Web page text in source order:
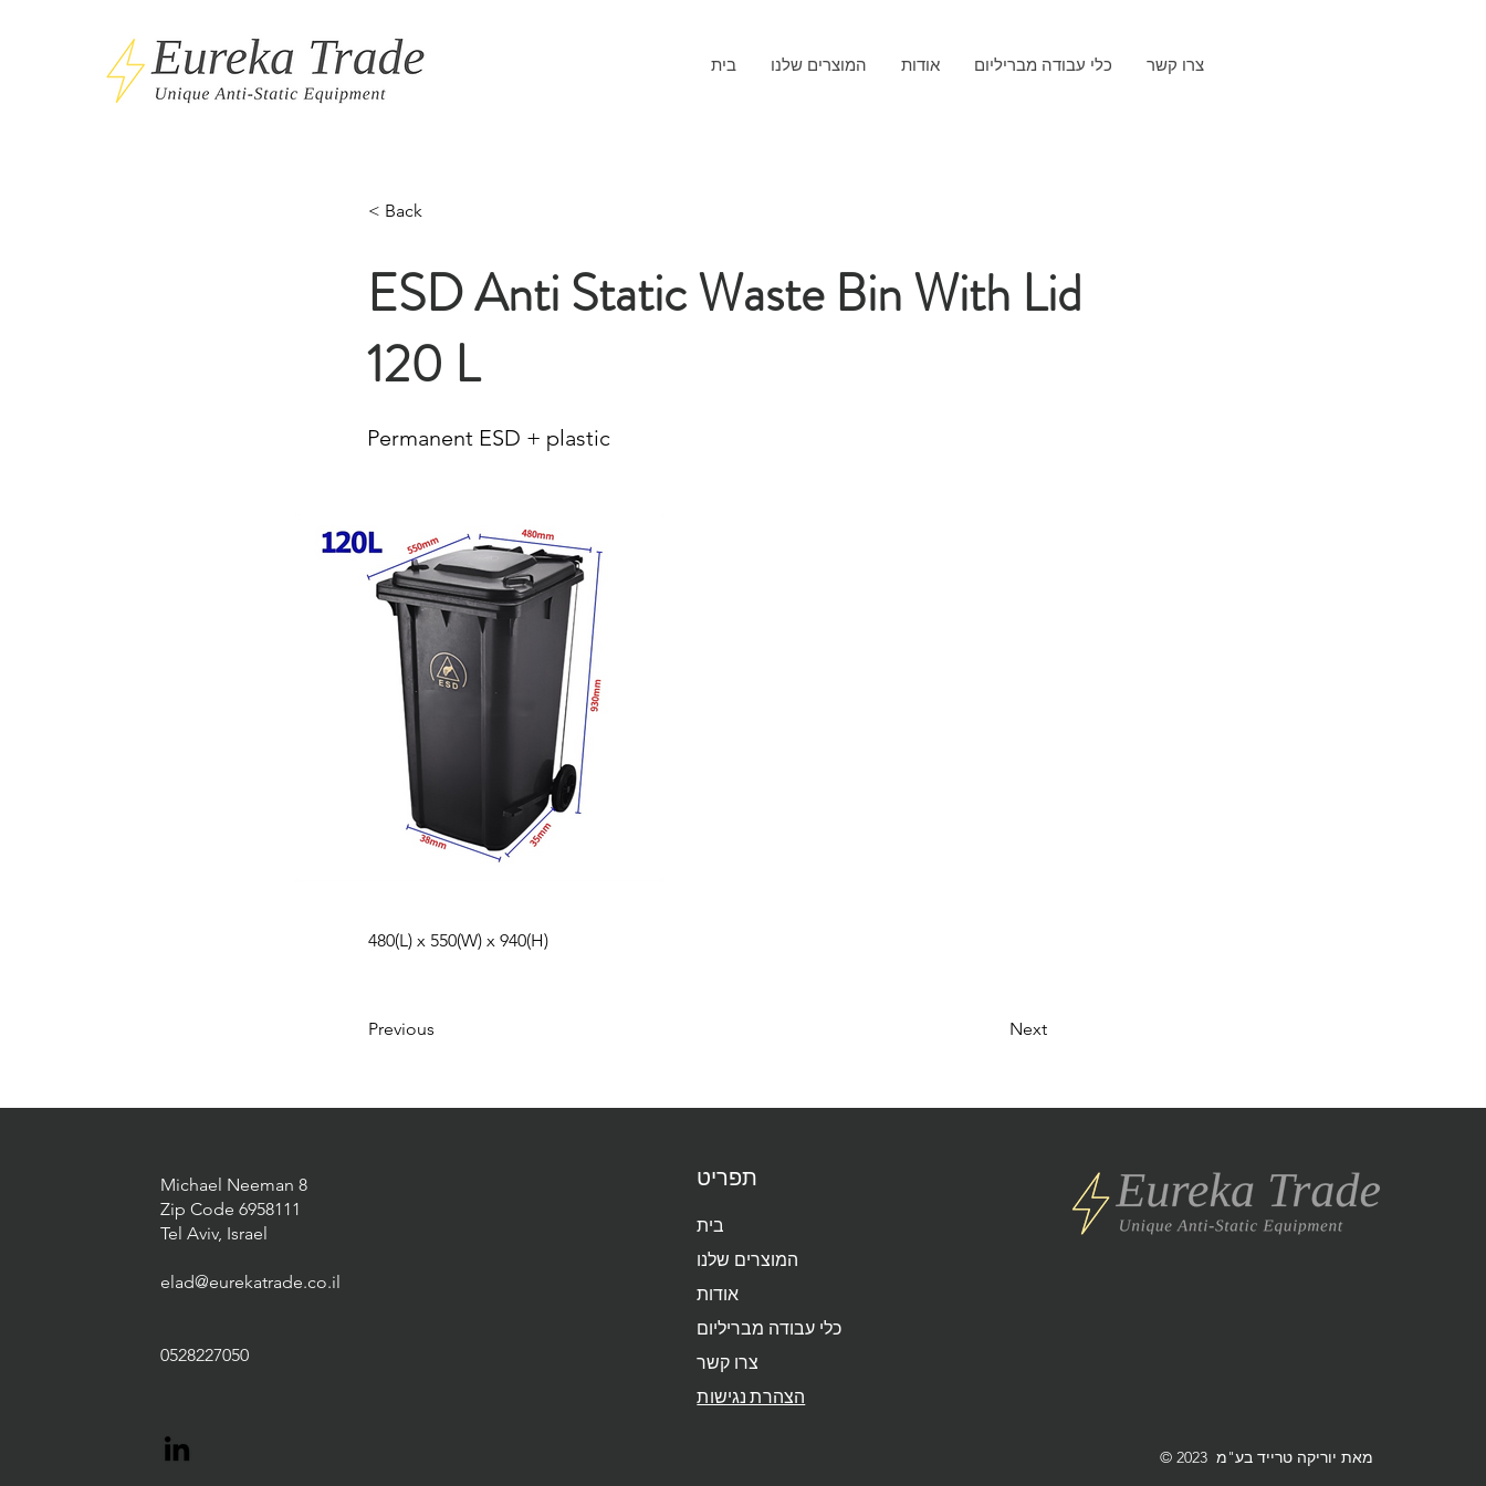
בית המוצרים שלנו אודות כלי עבודה מבריליום צרו קשר
< Back
ESD Anti Static Waste Bin With Lid
120 L
Permanent ESD + plastic
480(L) x 550(W) x 940(H)
Previous Next
Michael Neeman 8
Zip Code 6958111
Tel Aviv, Israel
elad@eurekatrade.co.il
0528227050
תפריט
בית
המוצרים שלנו
אודות
כלי עבודה מבריליום
צרו קשר
הצהרת נגישות
© 2023 מאת יוריקה טרייד בע"מ